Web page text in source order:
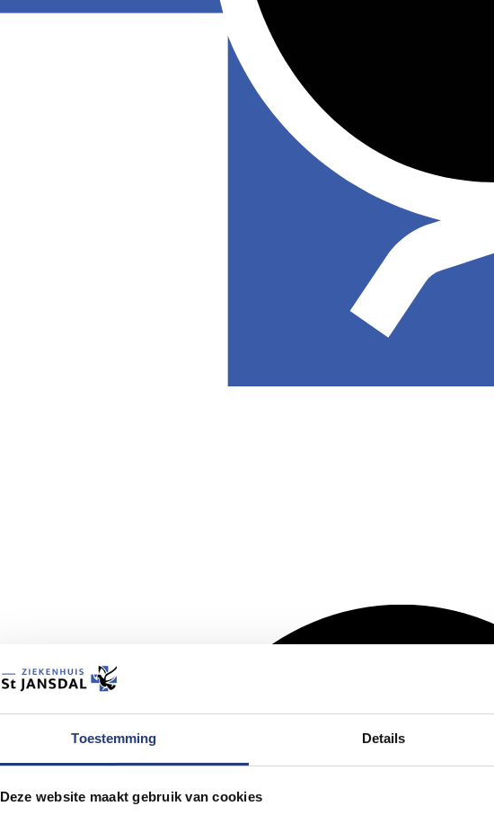
Toestemming Details
Deze website maakt gebruik van cookies